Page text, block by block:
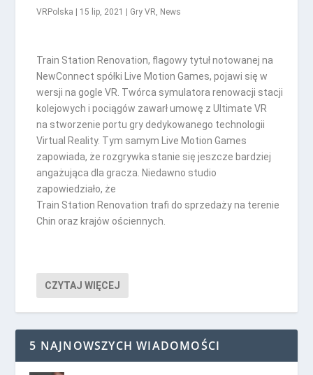
VRPolska 15 lip, 2021 Gry VR, News
Train Station Renovation, flagowy tytuł notowanej na
NewConnect spółki Live Motion Games, pojawi się w
wersji na gogle VR. Twórca symulatora renowacji stacji
kolejowych i pociągów zawarł umowę z Ultimate VR
na stworzenie portu gry dedykowanego technologii
Virtual Reality. Tym samym Live Motion Games
zapowiada, że rozgrywka stanie się jeszcze bardziej
angażująca dla gracza. Niedawno studio
zapowiedziało, że
Train Station Renovation trafi do sprzedaży na terenie
Chin oraz krajów ościennych.
CZYTAJ WIĘCEJ
5 NAJNOWSZYCH WIADOMOŚCI